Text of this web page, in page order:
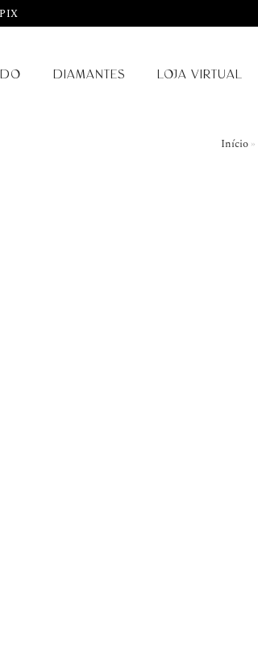
DIAMANTES LOJA VIRTUAL
Início»